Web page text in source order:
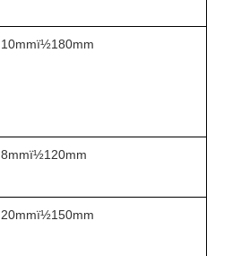
10mmï½180mm
8mmï½120mm
20mmï½150mm